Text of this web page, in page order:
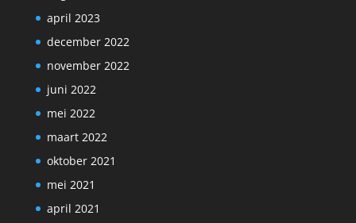
april 2023
december 2022
november 2022
juni 2022
mei 2022
maart 2022
oktober 2021
mei 2021
april 2021